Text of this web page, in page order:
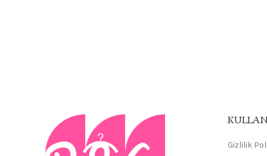
Gizlilik